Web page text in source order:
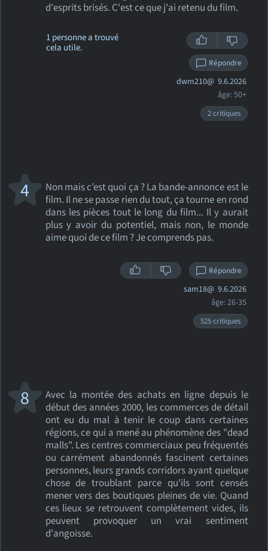
d'esprits brisés. C'est ce que j'ai retenu du film.
1 personne a trouvé
cela utile.
Répondre
dwm210@ 9.6.2026
âge: 50+
2 critiques
Non mais c’est quoi ça ? La bande-annonce est le
film. Il ne se passe rien du tout, ça tourne en rond
dans les pièces tout le long du film... Il y aurait
plus y avoir du potentiel, mais non, le monde
aime quoi de ce film ? Je comprends pas.
4
Répondre
sam18@ 9.6.2026
âge: 26-35
525 critiques
Avec la montée des achats en ligne depuis le
début des années 2000, les commerces de détail
ont eu du mal à tenir le coup dans certaines
régions, ce qui a mené au phénomène des "dead
malls". Les centres commerciaux peu fréquentés
ou carrément abandonnés fascinent certaines
personnes, leurs grands corridors ayant quelque
chose de troublant parce qu'ils sont censés
mener vers des boutiques pleines de vie. Quand
ces lieux se retrouvent complètement vides, ils
peuvent provoquer un vrai sentiment
d'angoisse.
8